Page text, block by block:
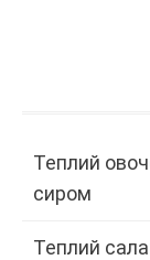
Теплий
сиром
Теплий